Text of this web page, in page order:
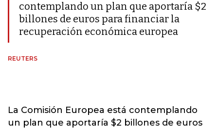
contemplando un plan que aportaría $2
billones de euros para financiar la
recuperación económica europea
REUTERS
La Comisión Europea está contemplando
un plan que aportaría $2 billones de euros